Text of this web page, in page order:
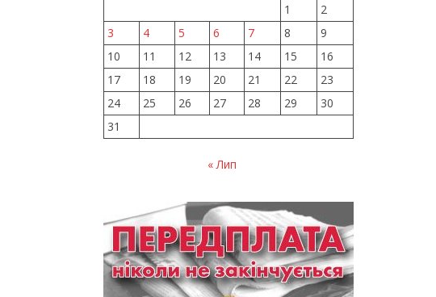
1
2
3
4 5 6 7 8
9
10
11 12 13 14 15
16
17
18 19 20 21 22
23
24
25 26 27 28 29
30
31
« Лип